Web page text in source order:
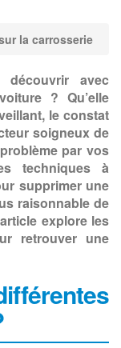
la carrosserie
découvrir avec
? Qu’elle
le constat
soigneux de
par vos
techniques à
supprimer une
raisonnable de
explore les
retrouver une